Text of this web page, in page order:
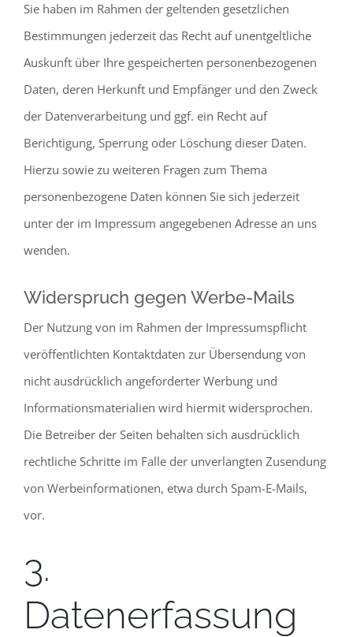
Sie haben im Rahmen der geltenden gesetzlichen
Bestimmungen jederzeit das Recht auf unentgeltliche
Auskunft über Ihre gespeicherten personenbezogenen
Daten, deren Herkunft und Empfänger und den Zweck
der Datenverarbeitung und ggf. ein Recht auf
Berichtigung, Sperrung oder Löschung dieser Daten.
Hierzu sowie zu weiteren Fragen zum Thema
personenbezogene Daten können Sie sich jederzeit
unter der im Impressum angegebenen Adresse an uns
wenden.
Widerspruch gegen Werbe-Mails
Der Nutzung von im Rahmen der Impressumspflicht
veröffentlichten Kontaktdaten zur Übersendung von
nicht ausdrücklich angeforderter Werbung und
Informationsmaterialien wird hiermit widersprochen.
Die Betreiber der Seiten behalten sich ausdrücklich
rechtliche Schritte im Falle der unverlangten Zusendung
von Werbeinformationen, etwa durch Spam-E-Mails,
vor.
3.
Datenerfassung